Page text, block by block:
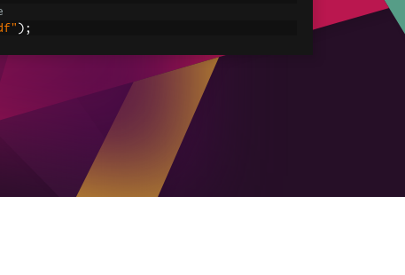
);
Images, CSS, and JavaScript.
"<img src='icons/iron.png'>"
PdfDocument fromHtml
htmlContentWithAsset
with-assets.pdf"